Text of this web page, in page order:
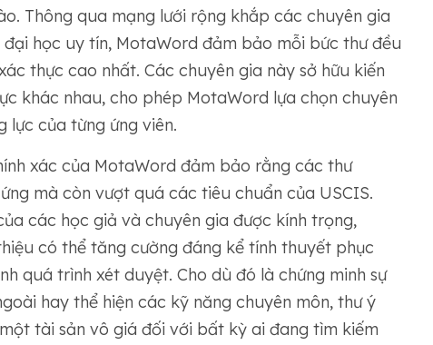
Thông qua mạng lưới rộng khắp các chuyên gia
học uy tín, MotaWord đảm bảo mỗi bức thư đều
thực cao nhất. Các chuyên gia này sở hữu kiến
khác nhau, cho phép MotaWord lựa chọn chuyên
lực của từng ứng viên.
xác của MotaWord đảm bảo rằng các thư
mà còn vượt quá các tiêu chuẩn của USCIS.
các học giả và chuyên gia được kính trọng,
có thể tăng cường đáng kể tính thuyết phục
quá trình xét duyệt. Cho dù đó là chứng minh sự
hay thể hiện các kỹ năng chuyên môn, thư ý
tài sản vô giá đối với bất kỳ ai đang tìm kiếm